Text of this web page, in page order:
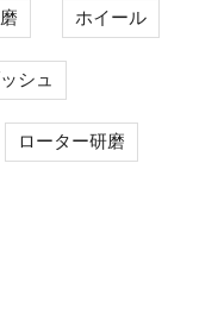
ホイール
シュ
ローター研磨